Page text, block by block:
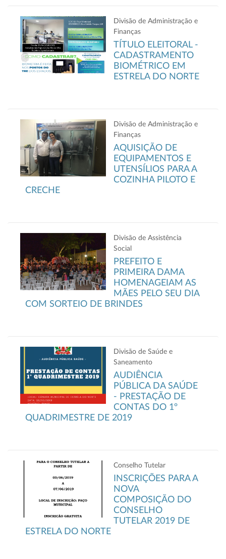
Divisão de Administração e
Finanças
TÍTULO ELEITORAL -
CADASTRAMENTO
BIOMÉTRICO EM
ESTRELA DO NORTE
Divisão de Administração e
Finanças
AQUISIÇÃO DE
EQUIPAMENTOS E
UTENSÍLIOS PARA A
COZINHA PILOTO E
CRECHE
Divisão de Assistência
Social
PREFEITO E
PRIMEIRA DAMA
HOMENAGEIAM AS
MÃES PELO SEU DIA
COM SORTEIO DE BRINDES
Divisão de Saúde e
Saneamento
AUDIÊNCIA
PÚBLICA DA SAÚDE
- PRESTAÇÃO DE
CONTAS DO 1º
QUADRIMESTRE DE 2019
Conselho Tutelar
INSCRIÇÕES PARA A
NOVA
COMPOSIÇÃO DO
CONSELHO
TUTELAR 2019 DE
ESTRELA DO NORTE